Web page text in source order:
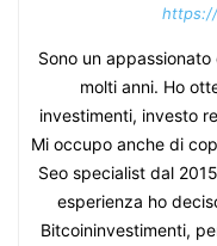
Sono un
molti anni. Ho
investimenti, investo
Mi occupo anche di
Seo specialist dal
esperienza ho
Bitcoininvestimenti,